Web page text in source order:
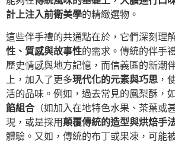
計上注入前衛美學的精緻選物。
這些伴手禮的共通點在於，它們深刻理
性、質感與故事性的需求。傳統的伴手
歷史情感與地方記憶，而信義區的新潮
上，加入了更多現代化的元素與巧思 ，
活的品味。例如，過去常見的鳳梨酥，
餡組合 （如加入在地特色水果、茶葉或
現，或是採用顛覆傳統的造型與烘焙手
體驗。又如，傳統的布丁或果凍，可能